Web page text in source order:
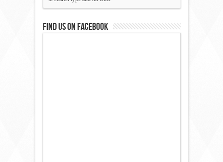
Find us on Facebook